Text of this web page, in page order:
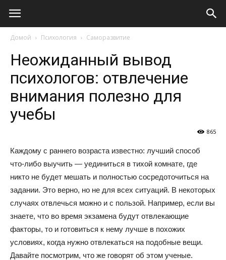
Виолайф
Домой Психология Саморазвитие
Неожиданный вывод
психологов: отвлечение
внимания полезно для
учебы
865
Каждому с раннего возраста известно: лучший способ
что-либо выучить — уединиться в тихой комнате, где
никто не будет мешать и полностью сосредоточиться на
задании. Это верно, но не для всех ситуаций. В некоторых
случаях отвлечься можно и с пользой. Например, если вы
знаете, что во время экзамена будут отвлекающие
факторы, то и готовиться к нему лучше в похожих
условиях, когда нужно отвлекаться на подобные вещи.
Давайте посмотрим, что же говорят об этом ученые.